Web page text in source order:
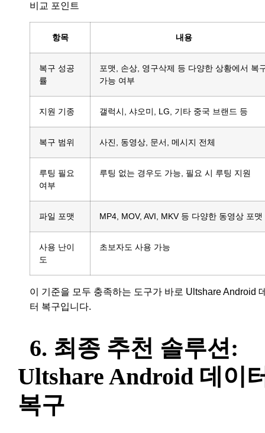
비교 포인트
항목 내용
복구 성공
률
포맷, 손상, 영구삭제 등 다양한 상황에서 복
가능 여부
지원 기종 갤럭시, 샤오미, LG, 기타 중국 브랜드 등
복구 범위 사진, 동영상, 문서, 메시지 전체
루팅 필요
여부
루팅 없는 경우도 가능, 필요 시 루팅 지원
파일 포맷 MP4, MOV, AVI, MKV 등 다양한 동영상 포맷
사용 난이
도
초보자도 사용 가능
이 기준을 모두 충족하는 도구가 바로 Ultshare Android
터 복구입니다.
6. 최종 추천 솔루션:
Ultshare Android 데이
복구